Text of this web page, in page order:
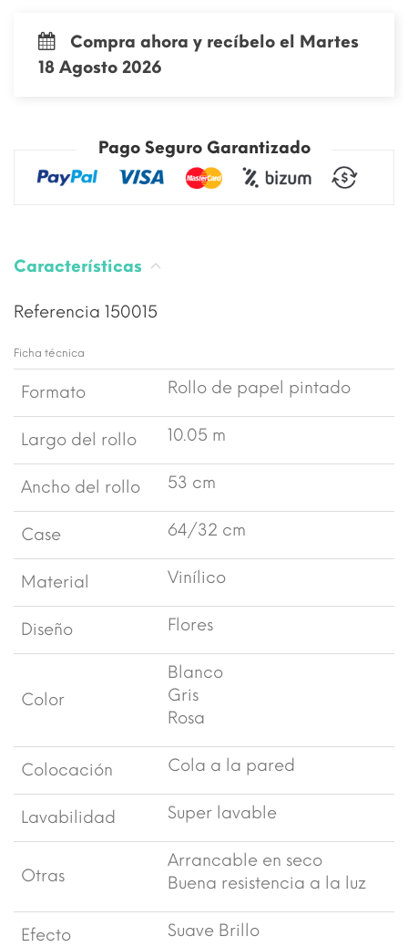
Compra ahora y recíbelo el Martes
18 Agosto 2026
Pago Seguro Garantizado
Características
Referencia 150015
Ficha técnica
Formato Rollo de papel pintado
Largo del rollo 10.05 m
Ancho del rollo 53 cm
Case 64/32 cm
Material Vinílico
Diseño Flores
Color
Blanco
Gris
Rosa
Colocación Cola a la pared
Lavabilidad Super lavable
Otras
Arrancable en seco
Buena resistencia a la luz
Efecto Suave Brillo